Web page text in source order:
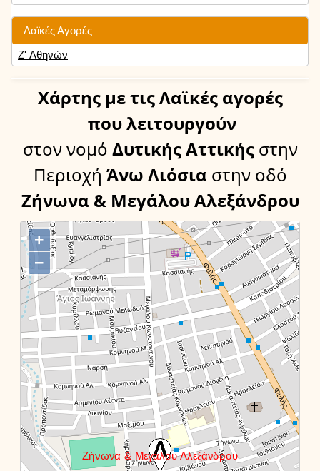
Λαϊκές Αγορές
Ζ' Αθηνών
Χάρτης με τις Λαϊκές αγορές
που λειτουργούν
στον νομό Δυτικής Αττικής στην
Περιοχή Άνω Λιόσια στην οδό
Ζήνωνα & Μεγάλου Αλεξάνδρου
+
−